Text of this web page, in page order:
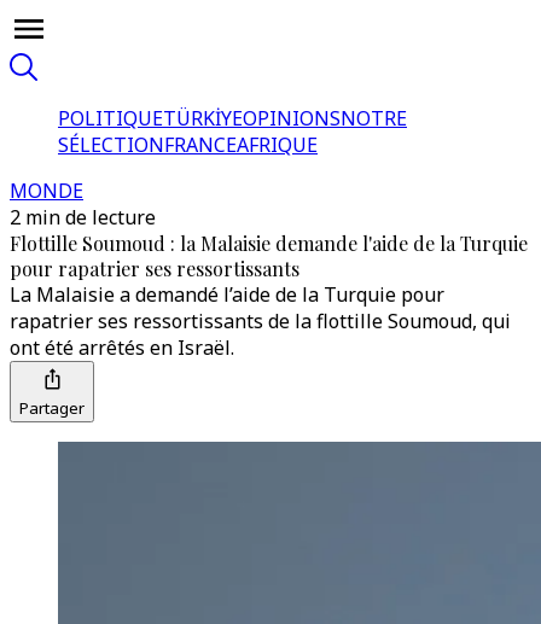
POLITIQUETÜRKİYEOPINIONSNOTRE
SÉLECTIONFRANCEAFRIQUE
MONDE
2 min de lecture
Flottille Soumoud : la Malaisie demande l'aide de la Turquie
pour rapatrier ses ressortissants
La Malaisie a demandé l’aide de la Turquie pour
rapatrier ses ressortissants de la flottille Soumoud, qui
ont été arrêtés en Israël.
Partager